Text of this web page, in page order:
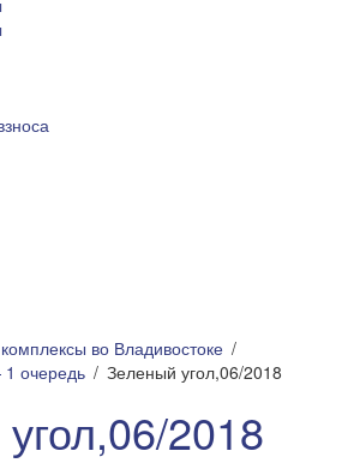
во Владивостоке
очередь
Зеленый угол,06/2018
2018